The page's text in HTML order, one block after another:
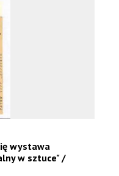
wystawa
w sztuce" /